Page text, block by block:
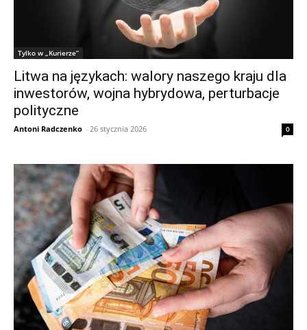
Tylko w „Kurierze”
Litwa na językach: walory naszego kraju dla
inwestorów, wojna hybrydowa, perturbacje
polityczne
Antoni Radczenko - 26 stycznia 2026 0